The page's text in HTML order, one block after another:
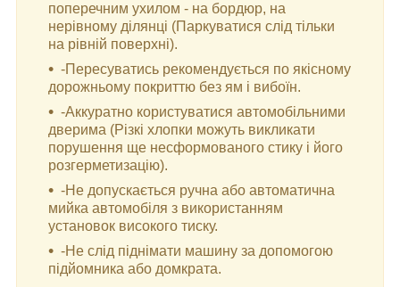
поперечним ухилом - на бордюр, на
нерівному ділянці (Паркуватися слід тільки
на рівній поверхні).
-Пересуватись рекомендується по якісному
дорожньому покриттю без ям і вибоїн.
-Аккуратно користуватися автомобільними
дверима (Різкі хлопки можуть викликати
порушення ще несформованого стику і його
розгерметизацію).
-Не допускається ручна або автоматична
мийка автомобіля з використанням
установок високого тиску.
-Не слід піднімати машину за допомогою
підйомника або домкрата.